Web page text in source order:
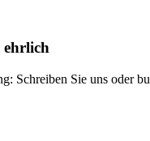
ehrlich
Schreiben Sie uns oder